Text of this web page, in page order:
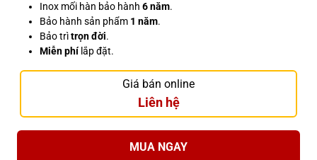
Inox mối hàn bảo hành 6 năm.
Bảo hành sản phẩm 1 năm.
Bảo trìtrọn đời.
Miễn phílắp đặt.
Giá bán online
Liên hệ
MUA NGAY